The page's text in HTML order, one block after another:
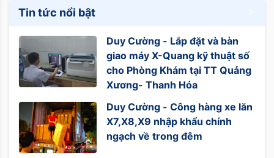
Tin tức nổi bật
Duy Cường - Lắp đặt và bàn
giao máy X-Quang kỹ thuật số
cho Phòng Khám tại TT Quảng
Xương- Thanh Hóa
Duy Cường - Công hàng xe lăn
X7,X8,X9 nhập khẩu chính
ngạch về trong đêm